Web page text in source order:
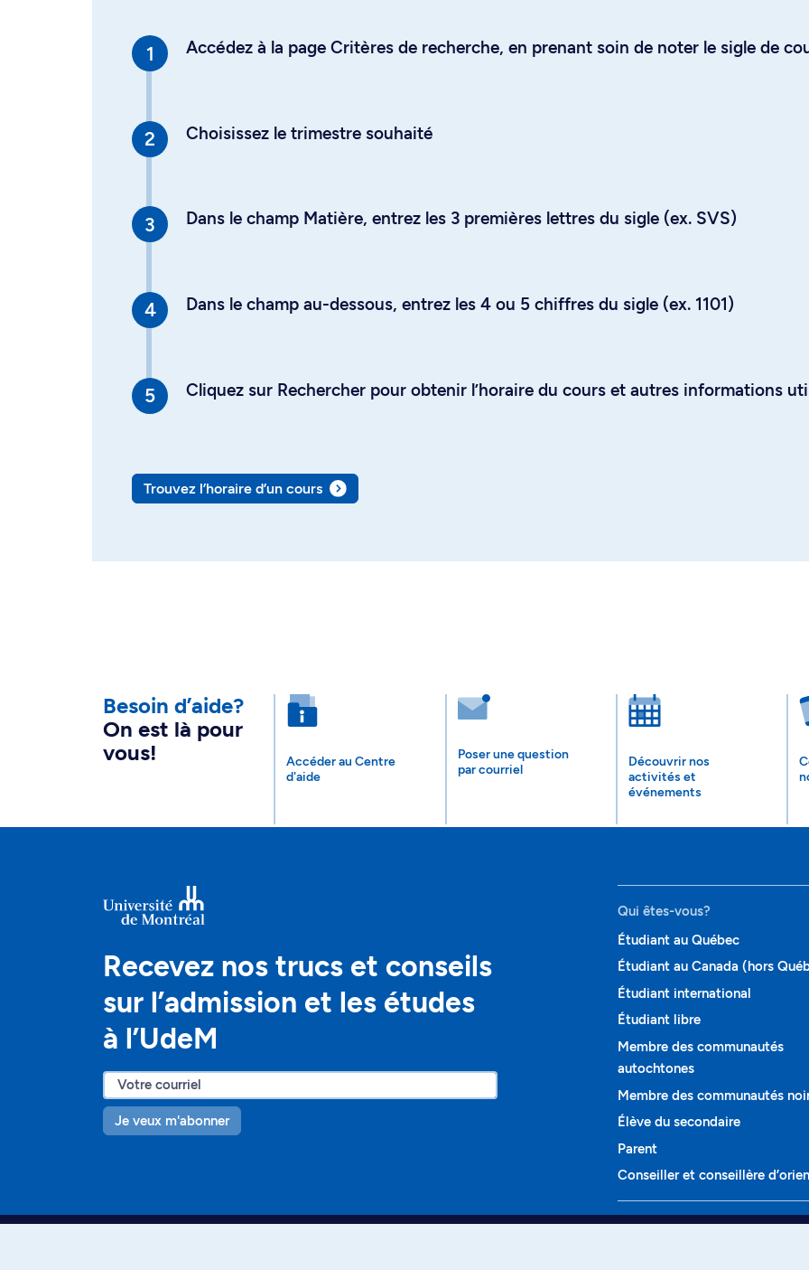
Accédez à la page Critères de recherche, en prenant soin de noter le sigle de
Choisissez le trimestre souhaité
Dans le champ Matière, entrez les 3 premières lettres du sigle (ex. SVS)
Dans le champ au-dessous, entrez les 4 ou 5 chiffres du sigle (ex. 1101)
Cliquez sur Rechercher pour obtenir l’horaire du cours et autres informations
Trouvez l’horaire d’un cours
Besoin d’aide?
On est là pour
vous!
Accéder au Centre
d'aide
Poser une question
par courriel
Découvrir nos
activités et
événements
Recevez nos trucs et conseils
sur l’admission et les études
à l’UdeM
Je veux m'abonner
Qui êtes-vous?
Étudiant au Québec
Étudiant au Canada (hors
Étudiant international
Étudiant libre
Membre des communautés
autochtones
Membre des communautés
Élève du secondaire
Parent
Conseiller et conseillère
Programmes et cours